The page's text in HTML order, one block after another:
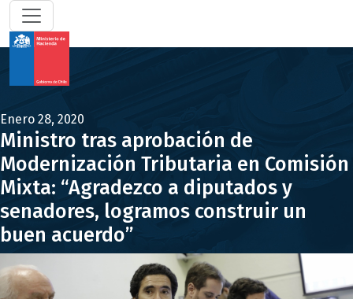
Enero 28, 2020
Ministro tras aprobación de
Modernización Tributaria en Comisión
Mixta: “Agradezco a diputados y
senadores, logramos construir un
buen acuerdo”